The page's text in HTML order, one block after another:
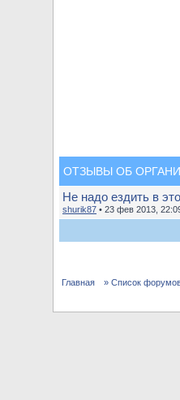
ОТЗЫВЫ ОБ
Не надо ездить в
shurik87 • 23 фев 2013,
Главная » Список